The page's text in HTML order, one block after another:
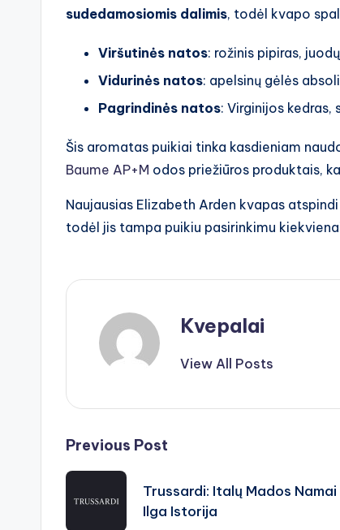
sudedamosiomis dalimis, todėl kvapo
Viršutinės natos: rožinis pipiras,
Vidurinės natos: apelsinų gėlės
Pagrindinės natos: Virginijos kedras,
Šis aromatas puikiai tinka kasdieniam
Baume AP+M odos priežiūros produktais,
Naujausias Elizabeth Arden kvapas
todėl jis tampa puikiu pasirinkimu
Kvepalai
View All Posts
Post
navigation
Previous Post
Trussardi: Italų Mados Namai
Ilga Istorija